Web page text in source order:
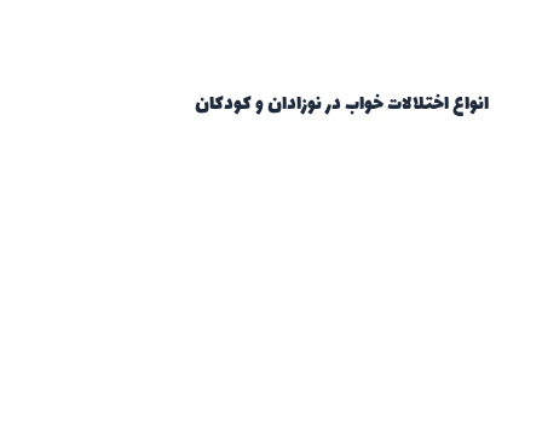
انواع اختلالات خواب در نوزادان و کودکان